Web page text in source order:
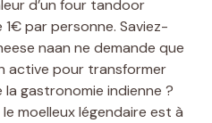
d’un four tandoor
par personne. Saviez-
naan ne demande que
active pour transformer
gastronomie indienne ?
moelleux légendaire est à